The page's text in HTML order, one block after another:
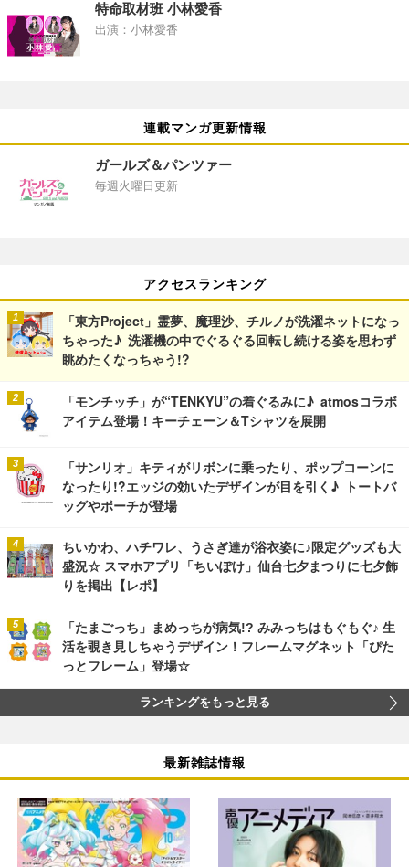
特命取材班 小林愛香
出演：小林愛香
連載マンガ更新情報
ガールズ＆パンツァー
毎週火曜日更新
アクセスランキング
「東方Project」霊夢、魔理沙、チルノが洗濯ネットになっ
ちゃった♪ 洗濯機の中でぐるぐる回転し続ける姿を思わず
眺めたくなっちゃう!?
「モンチッチ」が“TENKYU”の着ぐるみに♪ atmosコラボ
アイテム登場！キーチェーン＆Tシャツを展開
「サンリオ」キティがリボンに乗ったり、ポップコーンに
なったり!?エッジの効いたデザインが目を引く♪ トートバ
ッグやポーチが登場
ちいかわ、ハチワレ、うさぎ達が浴衣姿に♪限定グッズも大
盛況☆ スマホアプリ「ちいぽけ」仙台七夕まつりに七夕飾
りを掲出【レポ】
「たまごっち」まめっちが病気!? みみっちはもぐもぐ♪ 生
活を覗き見しちゃうデザイン！フレームマグネット「ぴた
っとフレーム」登場☆
ランキングをもっと見る
最新雑誌情報